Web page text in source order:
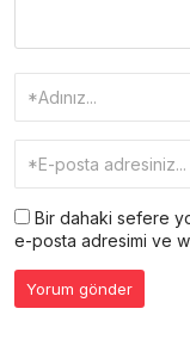
Bir dahaki sefere
e-posta adresimi ve